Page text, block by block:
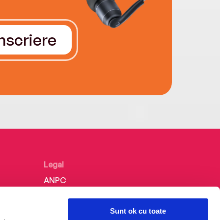
Sunt ok cu toate
Legal
ANPC
Politica de confidențialitate